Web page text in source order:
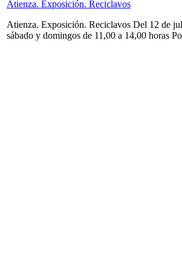
Atienza. Exposición. Reciclavos
Atienza. Exposición. Reciclavos Del 12 de
sábado y domingos de 11,00 a 14,00 horas